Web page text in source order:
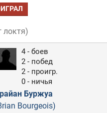
локтя)
4 - боев
2 - побед
2 - проигр.
0 - ничья
Буржуа
Bourgeois)